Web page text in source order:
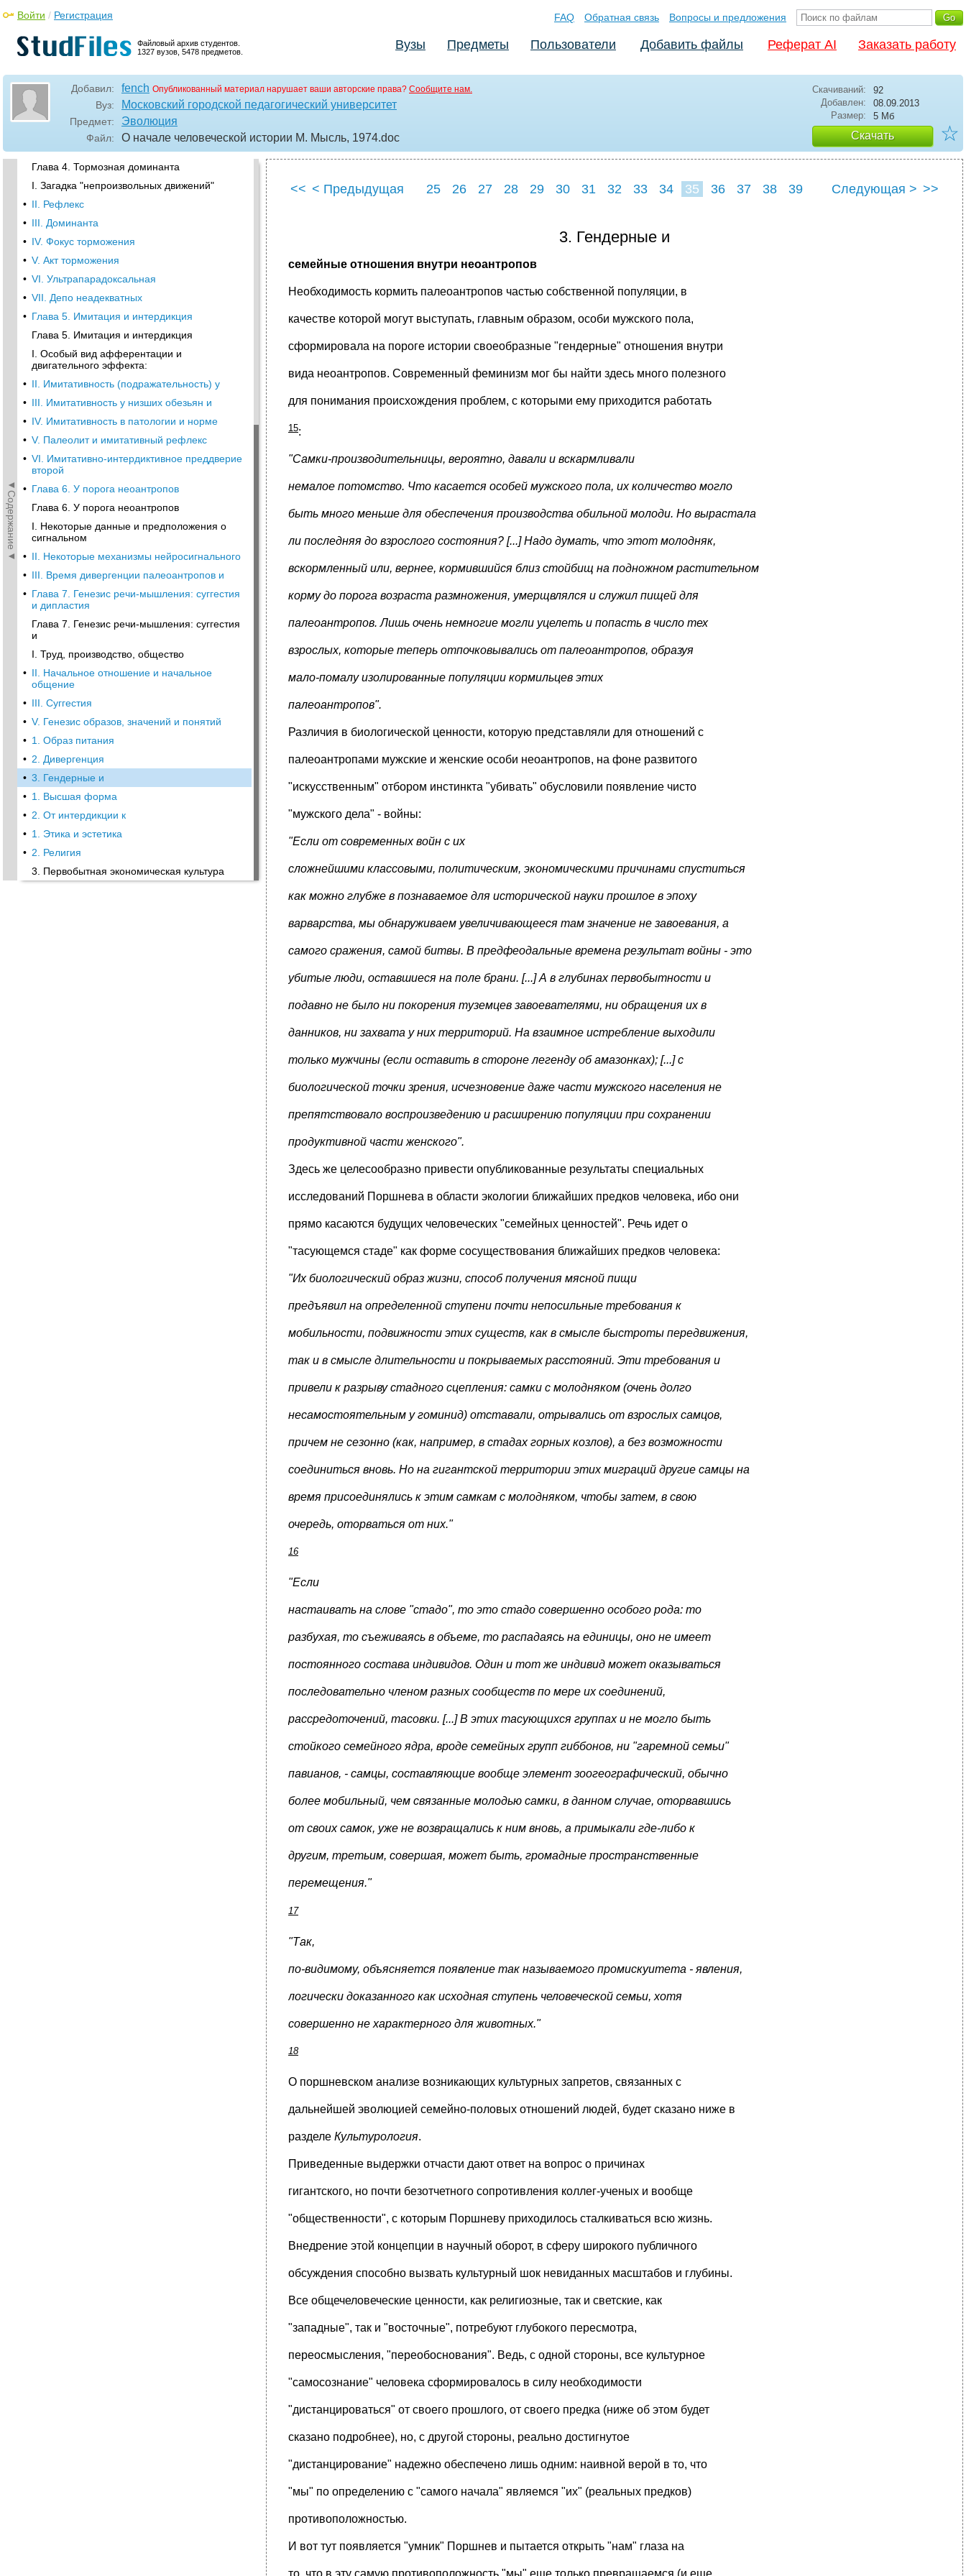
Файловый архив студентов.
1327 вузов, 5478 предметов.
Войти / Регистрация FAQ Обратная связь Вопросы и предложения
Вузы Предметы Пользователи Добавить файлы Реферат AI Заказать работу
Добавил: fench Опубликованный материал нарушает ваши авторские права? Сообщите нам.
Вуз: Московский городской педагогический университет
Предмет: Эволюция
Файл: О начале человеческой истории М. Мысль, 1974.doc
Скачиваний:
92
Добавлен:
08.09.2013
Размер:
5 Мб
Скачать ☆
◄Содержание◄
Глава 3. Феномен человеческой речи
I. О речевых знаках
• II. Теорема Декарта
• Вопрос 24, и
III. Речь как центральное звено
• IV. Речь и деятельность
V. Речь и реакция на нее
Глава 4. Тормозная доминанта
I. Загадка "непроизвольных движений"
• II. Рефлекс
• III. Доминанта
• IV. Фокус торможения
• V. Акт торможения
• VI. Ультрапарадоксальная
• VII. Депо неадекватных
• Глава 5. Имитация и интердикция
Глава 5. Имитация и интердикция
I. Особый вид афферентации и
двигательного эффекта:
• II. Имитативность (подражательность) у
• III. Имитативность у низших обезьян и
• IV. Имитативность в патологии и норме
• V. Палеолит и имитативный рефлекс
• VI. Имитативно-интердиктивное преддверие
второй
• Глава 6. У порога неоантропов
Глава 6. У порога неоантропов
I. Некоторые данные и предположения о
сигнальном
• II. Некоторые механизмы нейросигнального
• III. Время дивергенции палеоантропов и
• Глава 7. Генезис речи-мышления: суггестия
и дипластия
Глава 7. Генезис речи-мышления: суггестия
и
I. Труд, производство, общество
• II. Начальное отношение и начальное
общение
• III. Суггестия
• V. Генезис образов, значений и понятий
• 1. Образ питания
• 2. Дивергенция
• 3. Гендерные и
• 1. Высшая форма
• 2. От интердикции к
• 1. Этика и эстетика
• 2. Религия
3. Первобытная экономическая культура
<< < Предыдущая 25 26 27 28 29 30 31 32 33 34 35 36 37 38 39 Следующая > >>
3. Гендерные и
семейные отношения внутри неоантропов
Необходимость кормить палеоантропов частью собственной популяции, в
качестве которой могут выступать, главным образом, особи мужского пола,
сформировала на пороге истории своеобразные "гендерные" отношения внутри
вида неоантропов. Современный феминизм мог бы найти здесь много полезного
для понимания происхождения проблем, с которыми ему приходится работать
15:
"Самки-производительницы, вероятно, давали и вскармливали
немалое потомство. Что касается особей мужского пола, их количество могло
быть много меньше для обеспечения производства обильной молоди. Но вырастала
ли последняя до взрослого состояния? [...] Надо думать, что этот молодняк,
вскормленный или, вернее, кормившийся близ стойбищ на подножном растительном
корму до порога возраста размножения, умерщвлялся и служил пищей для
палеоантропов. Лишь очень немногие могли уцелеть и попасть в число тех
взрослых, которые теперь отпочковывались от палеоантропов, образуя
мало-помалу изолированные популяции кормильцев этих
палеоантропов".
Различия в биологической ценности, которую представляли для отношений с
палеоантропами мужские и женские особи неоантропов, на фоне развитого
"искусственным" отбором инстинкта "убивать" обусловили появление чисто
"мужского дела" - войны:
"Если от современных войн с их
сложнейшими классовыми, политическим, экономическими причинами спуститься
как можно глубже в познаваемое для исторической науки прошлое в эпоху
варварства, мы обнаруживаем увеличивающееся там значение не завоевания, а
самого сражения, самой битвы. В предфеодальные времена результат войны - это
убитые люди, оставшиеся на поле брани. [...] А в глубинах первобытности и
подавно не было ни покорения туземцев завоевателями, ни обращения их в
данников, ни захвата у них территорий. На взаимное истребление выходили
только мужчины (если оставить в стороне легенду об амазонках); [...] с
биологической точки зрения, исчезновение даже части мужского населения не
препятствовало воспроизведению и расширению популяции при сохранении
продуктивной части женского".
Здесь же целесообразно привести опубликованные результаты специальных
исследований Поршнева в области экологии ближайших предков человека, ибо они
прямо касаются будущих человеческих "семейных ценностей". Речь идет о
"тасующемся стаде" как форме сосуществования ближайших предков человека:
"Их биологический образ жизни, способ получения мясной пищи
предъявил на определенной ступени почти непосильные требования к
мобильности, подвижности этих существ, как в смысле быстроты передвижения,
так и в смысле длительности и покрываемых расстояний. Эти требования и
привели к разрыву стадного сцепления: самки с молодняком (очень долго
несамостоятельным у гоминид) отставали, отрывались от взрослых самцов,
причем не сезонно (как, например, в стадах горных козлов), а без возможности
соединиться вновь. Но на гигантской территории этих миграций другие самцы на
время присоединялись к этим самкам с молодняком, чтобы затем, в свою
очередь, оторваться от них."
16
"Если
настаивать на слове "стадо", то это стадо совершенно особого рода: то
разбухая, то съеживаясь в объеме, то распадаясь на единицы, оно не имеет
постоянного состава индивидов. Один и тот же индивид может оказываться
последовательно членом разных сообществ по мере их соединений,
рассредоточений, тасовки. [...] В этих тасующихся группах и не могло быть
стойкого семейного ядра, вроде семейных групп гиббонов, ни "гаремной семьи"
павианов, - самцы, составляющие вообще элемент зоогеографический, обычно
более мобильный, чем связанные молодью самки, в данном случае, оторвавшись
от своих самок, уже не возвращались к ним вновь, а примыкали где-либо к
другим, третьим, совершая, может быть, громадные пространственные
перемещения."
17
"Так,
по-видимому, объясняется появление так называемого промискуитета - явления,
логически доказанного как исходная ступень человеческой семьи, хотя
совершенно не характерного для животных."
18
О поршневском анализе возникающих культурных запретов, связанных с
дальнейшей эволюцией семейно-половых отношений людей, будет сказано ниже в
разделе Культурология.
Приведенные выдержки отчасти дают ответ на вопрос о причинах
гигантского, но почти безотчетного сопротивления коллег-ученых и вообще
"общественности", с которым Поршневу приходилось сталкиваться всю жизнь.
Внедрение этой концепции в научный оборот, в сферу широкого публичного
обсуждения способно вызвать культурный шок невиданных масштабов и глубины.
Все общечеловеческие ценности, как религиозные, так и светские, как
"западные", так и "восточные", потребуют глубокого пересмотра,
переосмысления, "переобоснования". Ведь, с одной стороны, все культурное
"самосознание" человека сформировалось в силу необходимости
"дистанцироваться" от своего прошлого, от своего предка (ниже об этом будет
сказано подробнее), но, с другой стороны, реально достигнутое
"дистанцирование" надежно обеспечено лишь одним: наивной верой в то, что
"мы" по определению с "самого начала" являемся "их" (реальных предков)
противоположностью.
И вот тут появляется "умник" Поршнев и пытается открыть "нам" глаза на
то, что в эту самую противоположность "мы" еще только превращаемся (и еще